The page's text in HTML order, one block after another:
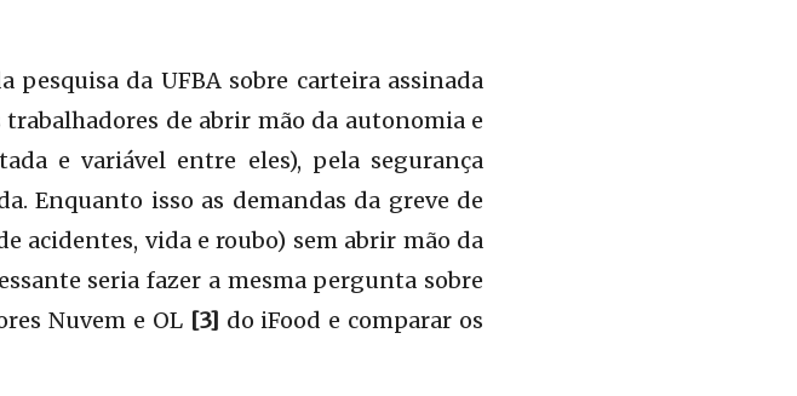
da UFBA sobre carteira assinada
de abrir mão da autonomia e
e variável entre eles), pela segurança
Enquanto isso as demandas da greve de
acidentes, vida e roubo) sem abrir mão da
seria fazer a mesma pergunta sobre
Nuvem e OL [3] do iFood e comparar os